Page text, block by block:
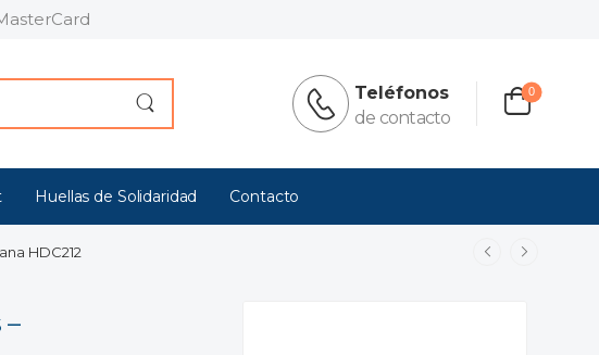
Teléfonos
de contacto
0
Huellas de Solidaridad Contacto
HDC212